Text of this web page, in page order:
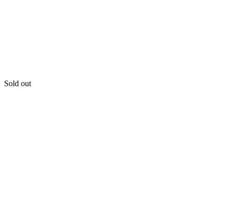
Sold out